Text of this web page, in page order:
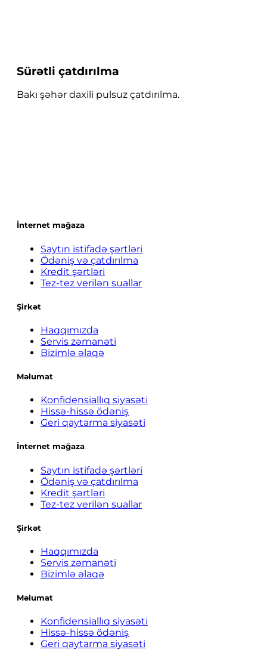
Sürətli çatdırılma
Bakı şəhər daxili pulsuz çatdırılma.
İnternet mağaza
Saytın istifadə şərtləri
Ödəniş və çatdırılma
Kredit şərtləri
Tez-tez verilən suallar
Şirkət
Haqqımızda
Servis zəmanəti
Bizimlə əlaqə
Məlumat
Konfidensiallıq siyasəti
Hissə-hissə ödəniş
Geri qaytarma siyasəti
İnternet mağaza
Saytın istifadə şərtləri
Ödəniş və çatdırılma
Kredit şərtləri
Tez-tez verilən suallar
Şirkət
Haqqımızda
Servis zəmanəti
Bizimlə əlaqə
Məlumat
Konfidensiallıq siyasəti
Hissə-hissə ödəniş
Geri qaytarma siyasəti